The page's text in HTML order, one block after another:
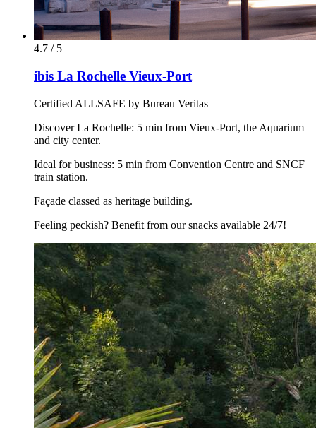
4.7 / 5
ibis La Rochelle Vieux-Port
Certified ALLSAFE by Bureau Veritas
Discover La Rochelle: 5 min from Vieux-Port, the Aquarium
and city center.
Ideal for business: 5 min from Convention Centre and SNCF
train station.
Façade classed as heritage building.
Feeling peckish? Benefit from our snacks available 24/7!